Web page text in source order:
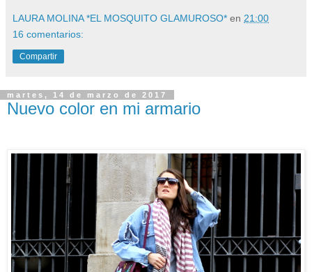
LAURA MOLINA *EL MOSQUITO GLAMUROSO* en 21:00
16 comentarios:
Compartir
martes, 14 de marzo de 2017
Nuevo color en mi armario